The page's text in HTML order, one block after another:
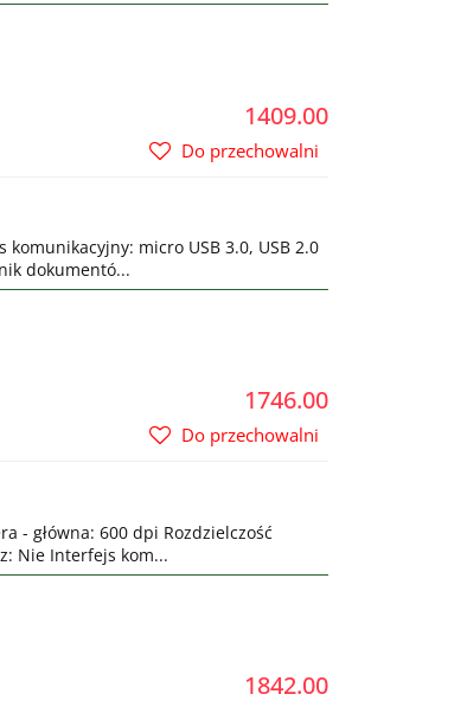
1409.00
Do przechowalni
micro USB 3.0, USB 2.0
dokumentó...
1746.00
Do przechowalni
- główna: 600 dpi Rozdzielczość
Nie Interfejs kom...
1842.00